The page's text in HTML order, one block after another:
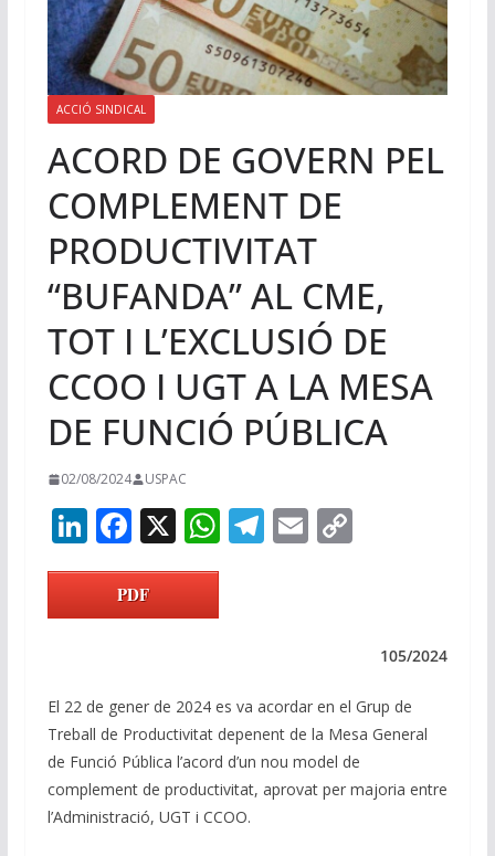
ACCIÓ SINDICAL
ACORD DE GOVERN PEL
COMPLEMENT DE
PRODUCTIVITAT
“BUFANDA” AL CME,
TOT I L’EXCLUSIÓ DE
CCOO I UGT A LA MESA
DE FUNCIÓ PÚBLICA
02/08/2024 USPAC
Li
n
k
e
n
F
ac
e
b
o
k
X W
p
p
T
m
E C
n
k
PDF
105/2024
El 22 de gener de 2024 es va acordar en el Grup de
Treball de Productivitat depenent de la Mesa General
de Funció Pública l’acord d’un nou model de
complement de productivitat, aprovat per majoria entre
l’Administració, UGT i CCOO.